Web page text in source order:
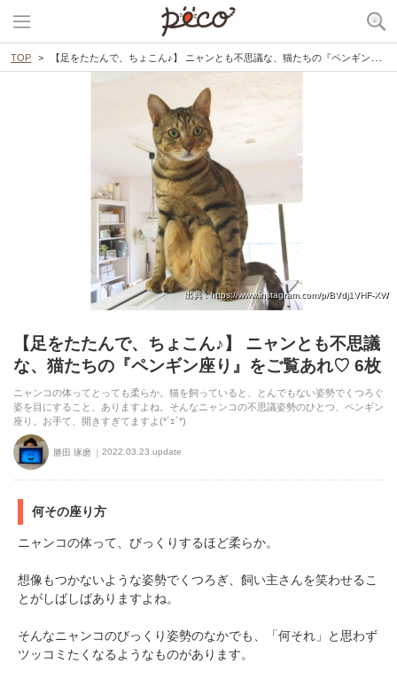
TOP 【足をたたんで、ちょこん♪】 ニャンとも不思議な、猫たちの『ペンギン座り』をご覧あれ♡ 6枚
出典 : https://www.instagram.com/p/BVdj1VHF-XW
【足をたたんで、ちょこん♪】 ニャンとも不思議
な、猫たちの『ペンギン座り』をご覧あれ♡ 6枚
ニャンコの体ってとっても柔らか。猫を飼っていると、とんでもない姿勢でくつろぐ
姿を目にすること、ありますよね。そんなニャンコの不思議姿勢のひとつ、ペンギン
座り。お手て、開きすぎてますよ(*´ｪ`*)
勝田 琢磨 2022.03.23 update
何その座り方
ニャンコの体って、びっくりするほど柔らか。
想像もつかないような姿勢でくつろぎ、飼い主さんを笑わせるこ
とがしばしばありますよね。
そんなニャンコのびっくり姿勢のなかでも、「何それ」と思わず
ツッコミたくなるようなものがあります。